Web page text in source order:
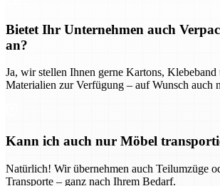
Bietet Ihr Unternehmen auch
an?
Ja, wir stellen Ihnen gerne Kartons, Klebeband
Materialien zur Verfügung – auf Wunsch auch
Kann ich auch nur Möbel
Natürlich! Wir übernehmen auch Teilumzüge
Transporte – ganz nach Ihrem Bedarf.